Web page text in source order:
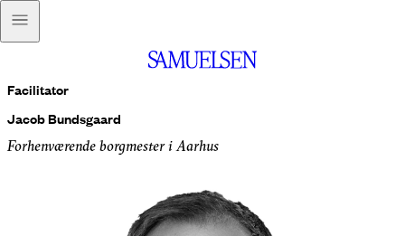
Facilitator
Jacob Bundsgaard
Forhenværende borgmester i Aarhus